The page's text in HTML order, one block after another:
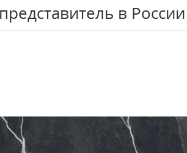
в России